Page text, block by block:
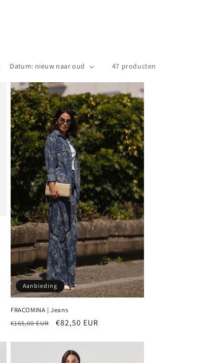
47 producten
Aanbieding
FRACOMINA | Jeans
Normale
€165,00 EUR Aanbiedingsprijs
€82,50 EUR